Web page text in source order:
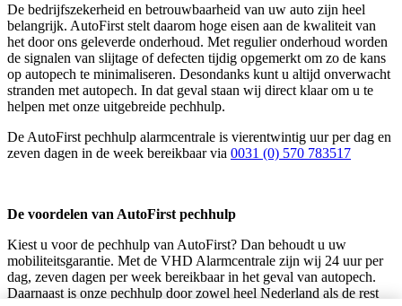
De bedrijfszekerheid en betrouwbaarheid van uw auto zijn heel
belangrijk. AutoFirst stelt daarom hoge eisen aan de kwaliteit van
het door ons geleverde onderhoud. Met regulier onderhoud worden
de signalen van slijtage of defecten tijdig opgemerkt om zo de kans
op autopech te minimaliseren. Desondanks kunt u altijd onverwacht
stranden met autopech. In dat geval staan wij direct klaar om u te
helpen met onze uitgebreide pechhulp.
De AutoFirst pechhulp alarmcentrale is vierentwintig uur per dag en
zeven dagen in de week bereikbaar via 0031 (0) 570 783517
De voordelen van AutoFirst pechhulp
Kiest u voor de pechhulp van AutoFirst? Dan behoudt u uw
mobiliteitsgarantie. Met de VHD Alarmcentrale zijn wij 24 uur per
dag, zeven dagen per week bereikbaar in het geval van autopech.
Daarnaast is onze pechhulp door zowel heel Nederland als de rest